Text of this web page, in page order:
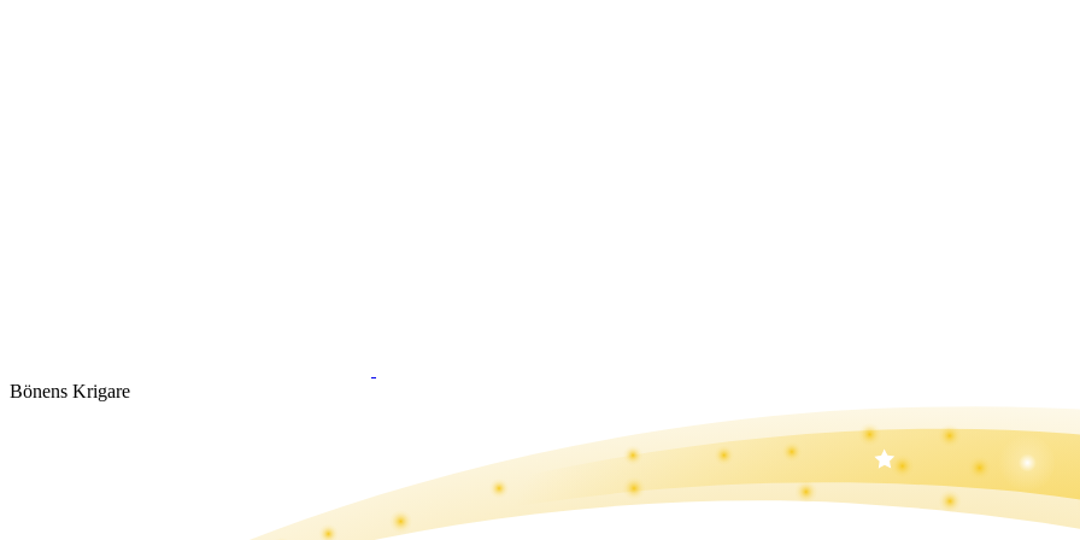
Bönens Krigare